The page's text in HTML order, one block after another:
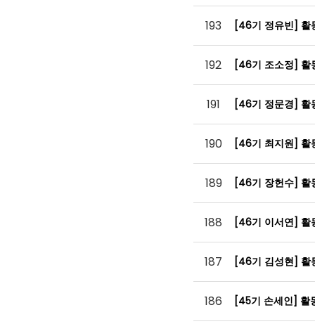
193 [46기 정유빈] 활
192 [46기 조소정] 활
191 [46기 정문경] 활
190 [46기 최지원] 활
189 [46기 장헌수] 활
188 [46기 이서연] 활
187 [46기 김성현] 활
186 [45기 손세인] 활